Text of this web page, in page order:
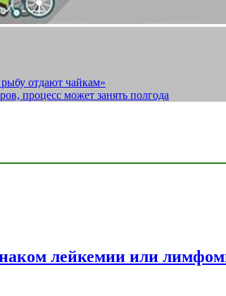
отдают чайкам»
процесс может занять полгода
лейкемии или